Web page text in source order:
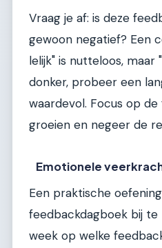
Vraag je af: is deze
gewoon negatief? Een
lelijk" is nutteloos, maar
donker, probeer een
waardevol. Focus op
groeien en negeer de
Emotionele
Een praktische
feedbackdagboek bij te
week op welke